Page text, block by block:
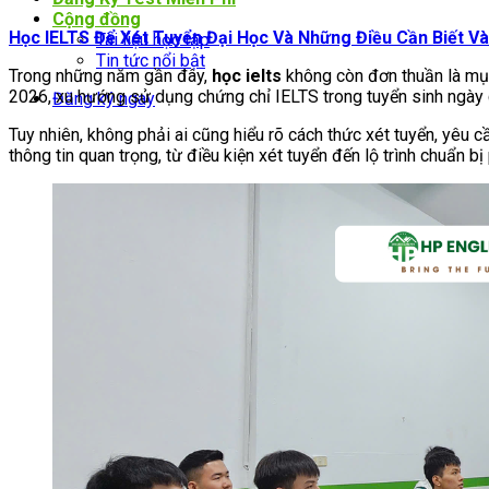
Cộng đồng
Tài liệu học tập
Tin tức nổi bật
Đăng ký ngay
Học IELTS Để Xét Tuyển Đại Học Và Những Điều Cần Biết
Trong những năm gần đây, học ielts không còn đơn thuần là
2026, xu hướng sử dụng chứng chỉ IELTS trong tuyển sinh
Tuy nhiên, không phải ai cũng hiểu rõ cách thức xét tuyển, yêu
thông tin quan trọng, từ điều kiện xét tuyển đến lộ trình chuẩn bị